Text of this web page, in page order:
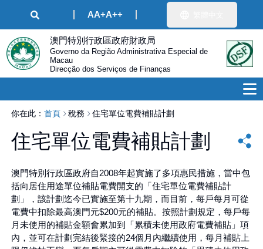
AA+A++
澳門特別行政區政府財政局
Governo da Região Administrativa Especial de
Macau
Direcção dos Serviços de Finanças
你在此： 首頁 稅務 住宅單位電費補貼計劃
住宅單位電費補貼計劃
澳門特別行政區政府自2008年起實施了多項惠民措施，當中包
括向居住用途單位補貼電費開支的「住宅單位電費補貼計
劃」，該計劃迄今已實施至第十九期，而目前，每戶每月可從
電費中扣除最高澳門元$200元的補貼。按照計劃規定，每戶每
月未使用的補貼金額會累加到「累積未使用政府電費補貼」項
內，並可在計劃完結後緊接的24個月內繼續使用，每月補貼上